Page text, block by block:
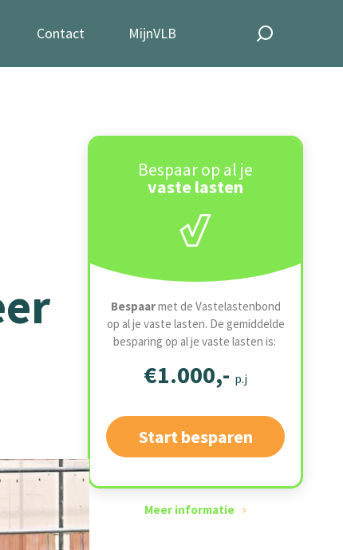
Contact MijnVLB
Bespaar op al je
vaste lasten
Bespaarmet de Vastelastenbond
op al je vaste lasten. De gemiddelde
besparing op al je vaste lasten is:
€1.000,- p.j
Start besparen
Meer informatie